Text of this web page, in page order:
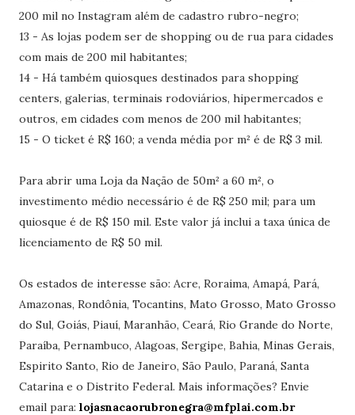
200 mil no Instagram além de cadastro rubro-negro;
13 - As lojas podem ser de shopping ou de rua para cidades
com mais de 200 mil habitantes;
14 - Há também quiosques destinados para shopping
centers, galerias, terminais rodoviários, hipermercados e
outros, em cidades com menos de 200 mil habitantes;
15 - O ticket é R$ 160; a venda média por m² é de R$ 3 mil.
Para abrir uma Loja da Nação de 50m² a 60 m², o
investimento médio necessário é de R$ 250 mil; para um
quiosque é de R$ 150 mil. Este valor já inclui a taxa única de
licenciamento de R$ 50 mil.
Os estados de interesse são: Acre, Roraima, Amapá, Pará,
Amazonas, Rondônia, Tocantins, Mato Grosso, Mato Grosso
do Sul, Goiás, Piauí, Maranhão, Ceará, Rio Grande do Norte,
Paraíba, Pernambuco, Alagoas, Sergipe, Bahia, Minas Gerais,
Espirito Santo, Rio de Janeiro, São Paulo, Paraná, Santa
Catarina e o Distrito Federal. Mais informações? Envie
email para: lojasnacaorubronegra@mfplai.com.br